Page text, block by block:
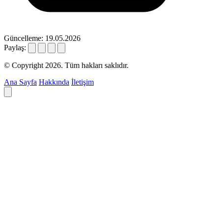
Güncelleme: 19.05.2026
Paylaş:
© Copyright 2026. Tüm hakları saklıdır.
Ana Sayfa Hakkında İletişim